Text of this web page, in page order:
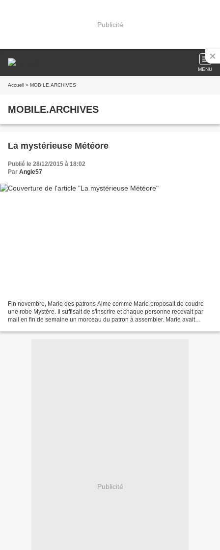
Publicité
MENU
Accueil » MOBILE.ARCHIVES
MOBILE.ARCHIVES
La mystérieuse Météore
Publié le 28/12/2015 à 18:02
Par Angie57
Fin novembre, Marie des patrons Aime comme Marie proposait de coudre
une robe Mystère. Il suffisait de s'inscrire et chaque personne recevait par
mail en fin de semaine un morceau du patron à assembler. Marie avait
Publicité